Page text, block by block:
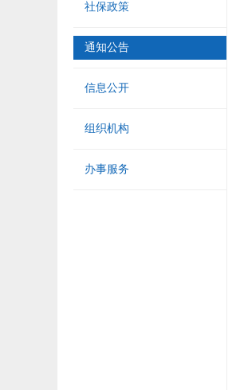
社保政策
通知公告
信息公开
组织机构
办事服务